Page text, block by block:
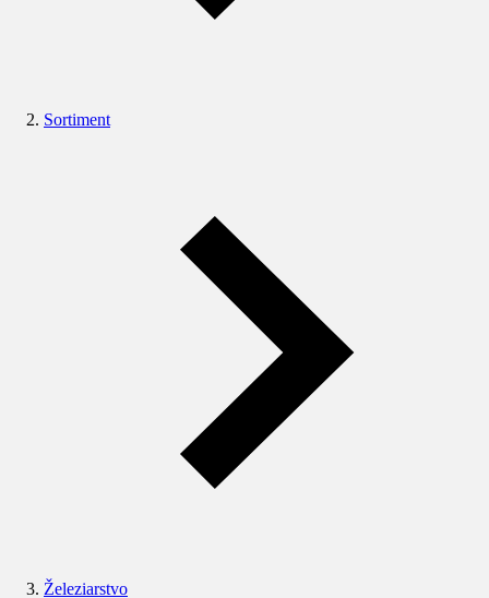
Sortiment
Železiarstvo